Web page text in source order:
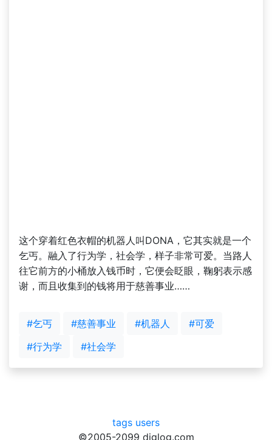
这个穿着红色衣帽的机器人叫DONA，它其实就是一个
乞丐。融入了行为学，社会学，样子非常可爱。当路人
往它前方的小桶放入钱币时，它便会眨眼，鞠躬表示感
谢，而且收集到的钱将用于慈善事业……
#乞丐 #慈善事业 #机器人
#可爱
#行为学
#社会学
tags users
©2005-2099 diglog.com